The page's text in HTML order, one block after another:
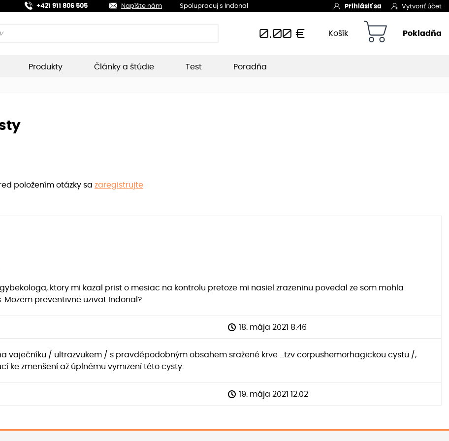
+421 911 806 505 Napíšte nám Spolupracuj s Indonal Prihlásiť sa Vytvoriť účet
0.00€ Košík Pokladňa
Produkty Články a štúdie Test Poradňa
položením otázky sa zaregistrujte
ktory mi kazal prist o mesiac na kontrolu pretoze mi nasiel zrazeninu povedal ze som mohla
preventivne uzivat Indonal?
18. mája 2021 8:46
vaječníku / ultrazvukem / s pravděpodobným obsahem sražené krve ...tzv corpushemorhagickou cystu /,
ke zmenšení až úplnému vymizení této cysty.
19. mája 2021 12:02